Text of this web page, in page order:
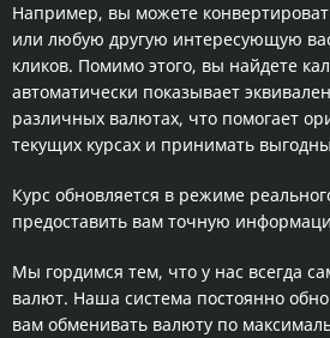
Например, вы можете
или любую другую интересующую
кликов. Помимо этого, вы найдете
автоматически показывает
различных валютах, что помогает
текущих курсах и принимать
Курс обновляется в режиме
предоставить вам точную
Мы гордимся тем, что у нас всегда
валют. Наша система постоянно
вам обменивать валюту по